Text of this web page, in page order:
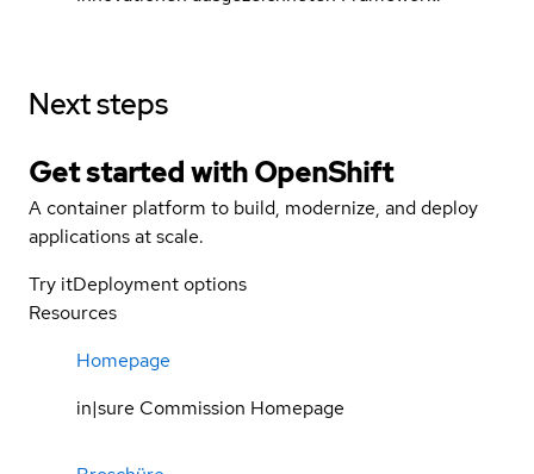
Next steps
Get started withOpenShift
A container platform to build, modernize, and deploy
applications at scale.
Try itDeployment options
Resources
Homepage
in|sure Commission Homepage